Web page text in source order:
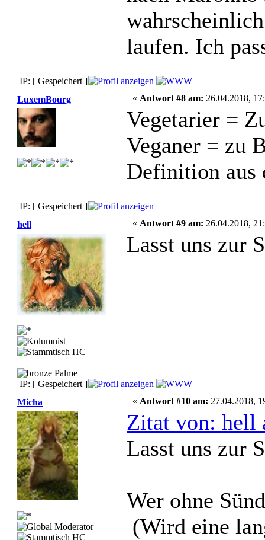
laufen. Ich
IP: [ Gespeichert ]
LuxemBourg
« Antwort #8 am: 26.04.2018,
Vegetarier =
Veganer = zu
Definition aus
IP: [ Gespeichert ]
hell
« Antwort #9 am: 26.04.2018,
Lasst uns zur
IP: [ Gespeichert ]
Micha
« Antwort #10 am: 27.04.2018,
Zitat von: hell
Lasst uns zur
Wer ohne
(Wird eine